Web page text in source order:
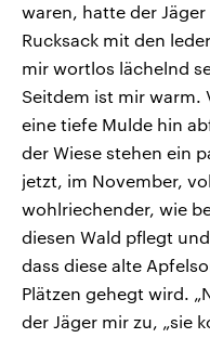
waren, hatte der
Rucksack mit den
mir wortlos lächelnd
Seitdem ist mir warm.
eine tiefe Mulde hin
der Wiese stehen ein
jetzt, im November,
wohlriechender, wie
diesen Wald pflegt
dass diese alte
Plätzen gehegt wird.
der Jäger mir zu, „sie